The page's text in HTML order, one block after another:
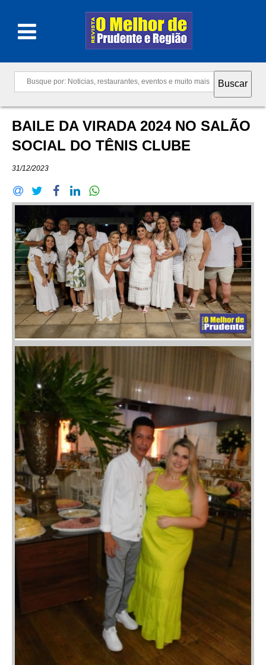
BAILE DA VIRADA 2024 NO SALÃO
SOCIAL DO TÊNIS CLUBE
31/12/2023